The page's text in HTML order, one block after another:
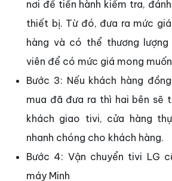
nơi để tiến hành kiểm tra,
thiết bị. Từ đó, đưa ra mức
hàng và có thể thương
viên để có mức giá mong
Bước 3: Nếu khách hàng
mua đã đưa ra thì hai bên sẽ
khách giao tivi, cửa hàng
nhanh chóng cho khách hàng.
Bước 4: Vận chuyển tivi LG
máy Minh